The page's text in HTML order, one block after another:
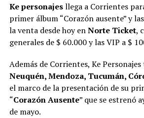
Ke personajesllega a Corrientes
primer álbum “Corazón ausente” y
la venta desde hoy enNorte Ticket,
generales de $ 60.000 y las VIP a $
Además de Corrientes, Ke
Neuquén, Mendoza, Tucumán,
el marco de la presentación de su
“Corazón Ausente” que se estrenó
de mayo.